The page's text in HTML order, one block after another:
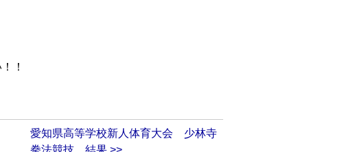
！
愛知県高等学校新人体育大会 少林寺
拳法競技 結果 >>